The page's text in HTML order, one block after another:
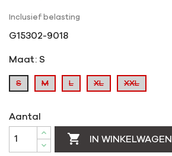
Inclusief belasting
G15302-9018
Maat: S
S M L XL XXL
Aantal
 IN WINKELWAGEN